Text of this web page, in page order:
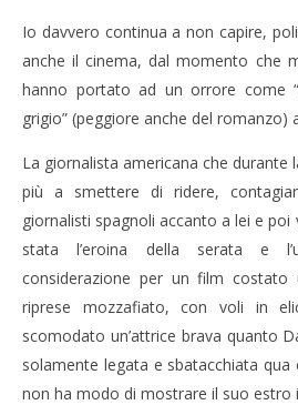
NOW
Berlinale 2015
Redazione
Io davvero continua a non capire,
anche il cinema, dal momento che
hanno portato ad un orrore come
grigio” (peggiore anche del romanzo)
La giornalista americana che durante
più a smettere di ridere,
giornalisti spagnoli accanto a lei e poi
stata l’eroina della serata e
considerazione per un film costato
riprese mozzafiato, con voli in
scomodato un’attrice brava quanto
solamente legata e sbatacchiata
non ha modo di mostrare il suo estro